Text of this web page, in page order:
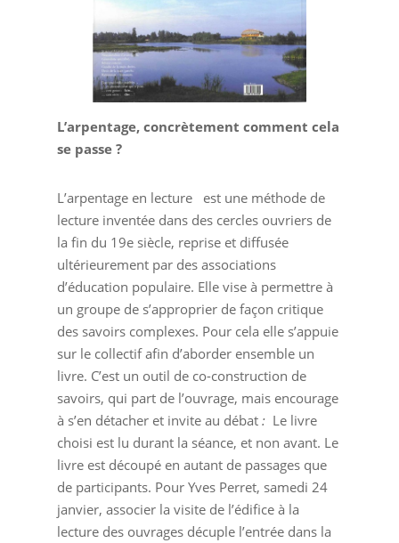
L’arpentage, concrètement comment cela
se passe ?
L’arpentage en lecture est une méthode de
lecture inventée dans des cercles ouvriers de
la fin du 19e siècle, reprise et diffusée
ultérieurement par des associations
d’éducation populaire. Elle vise à permettre à
un groupe de s’approprier de façon critique
des savoirs complexes. Pour cela elle s’appuie
sur le collectif afin d’aborder ensemble un
livre. C’est un outil de co-construction de
savoirs, qui part de l’ouvrage, mais encourage
à s’en détacher et invite au débat : Le livre
choisi est lu durant la séance, et non avant. Le
livre est découpé en autant de passages que
de participants. Pour Yves Perret, samedi 24
janvier, associer la visite de l’édifice à la
lecture des ouvrages décuple l’entrée dans la